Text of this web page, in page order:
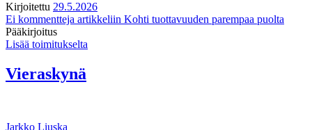
Kirjoitettu 29.5.2026
Ei kommentteja artikkeliin Kohti tuottavuuden parempaa puolta
Pääkirjoitus
Lisää toimitukselta
Vieraskynä
Jarkko Liuska